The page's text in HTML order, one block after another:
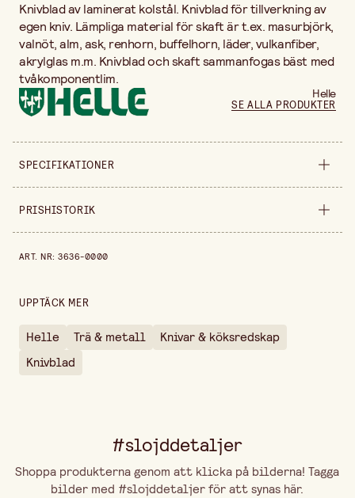
Knivblad av laminerat kolstål. Knivblad för tillverkning av
egen kniv. Lämpliga material för skaft är t.ex. masurbjörk,
valnöt, alm, ask, renhorn, buffelhorn, läder, vulkanfiber,
akrylglas m.m. Knivblad och skaft sammanfogas bäst med
tvåkomponentlim.
Helle
SE ALLA PRODUKTER
SPECIFIKATIONER
Säljs i styck
Vikt per st
PRISHISTORIK
ART. NR:3636-0000
UPPTÄCK MER
Helle Trä & metall
Knivar & köksredskap
Knivblad
#slojddetaljer
Shoppa produkterna genom att klicka på bilderna! Tagga
bilder med #slojddetaljer för att synas här.